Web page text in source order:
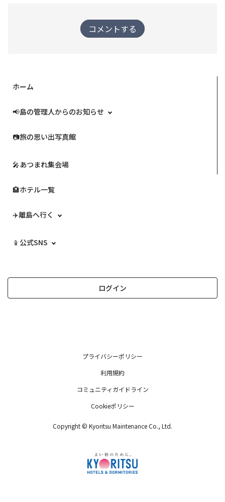
コメントする
ホーム
📢島の管理人からのお知らせ
📷️旅の思い出写真館
🎤あつまれ集会場
🏨ホテル一覧
✈️離島へ行く
📱公式SNS
ログイン
プライバシーポリシー
利用規約
コミュニティガイドライン
Cookieポリシー
Copyright © Kyoritsu Maintenance Co., Ltd.